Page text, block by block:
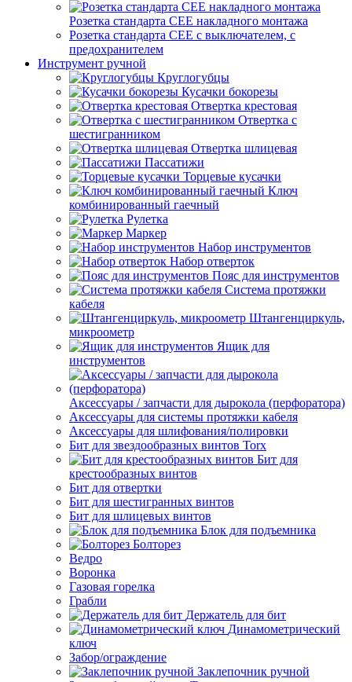
Розетка стандарта СЕЕ накладного монтажа
Розетка стандарта СЕЕ с выключателем, с
предохранителем
Инструмент ручной
Круглогубцы
Кусачки бокорезы
Отвертка крестовая
Отвертка с
шестигранником
Отвертка шлицевая
Пассатижи
Торцевые кусачки
Ключ
комбинированный гаечный
Рулетка
Маркер
Набор инструментов
Набор отверток
Пояс для инструментов
Система протяжки
кабеля
Штангенциркуль,
микроометр
Ящик для
инструментов
Аксессуары / запчасти для дырокола (перфоратора)
Аксессуары для системы протяжки кабеля
Аксессуары для шлифования/полировки
Бит для звездообразных винтов Torx
Бит для
крестообразных винтов
Бит для отвертки
Бит для шестигранных винтов
Бит для шлицевых винтов
Блок для подъемника
Болторез
Ведро
Воронка
Газовая горелка
Грабли
Держатель для бит
Динамометрический
ключ
Забор/ограждение
Заклепочник ручной